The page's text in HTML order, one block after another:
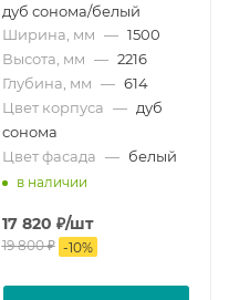
дуб сонома/белый
Ширина, мм — 1500
Высота, мм — 2216
Глубина, мм — 614
Цвет корпуса — дуб
сонома
Цвет фасада — белый
в наличии
17 820 ₽/шт
19 800₽ -10%